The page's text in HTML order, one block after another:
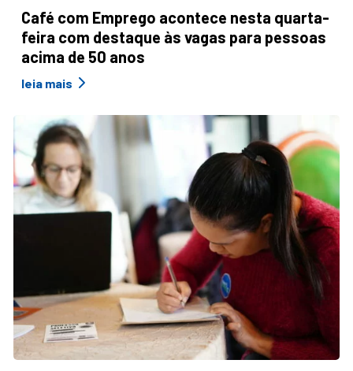
Café com Emprego acontece nesta quarta-
feira com destaque às vagas para pessoas
acima de 50 anos
leia mais